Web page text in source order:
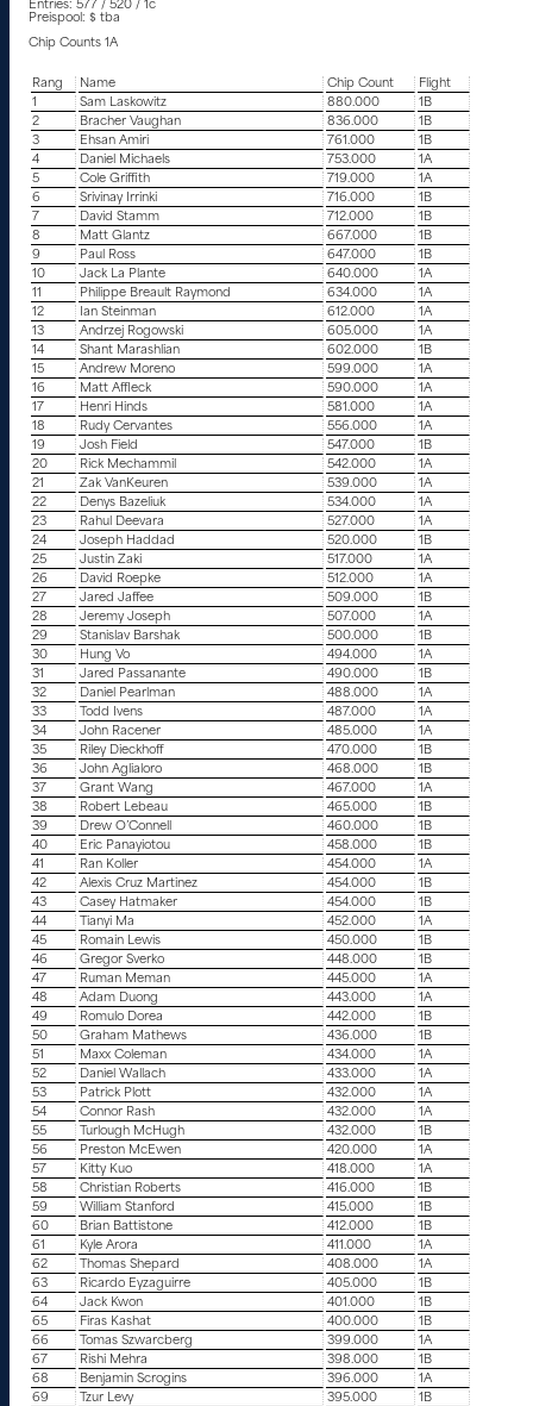
Entries: 577 / 520 / 1c
Preispool: $ tba
Chip Counts 1A
Rang Name Chip Count
Flight
1
Sam Laskowitz 880.000
1B
2
Bracher Vaughan 836.000
1B
3
Ehsan Amiri 761.000
1B
4
Daniel Michaels 753.000
1A
5
Cole Griffith 719.000
1A
6
Srivinay Irrinki 716.000
1B
7
David Stamm 712.000
1B
8
Matt Glantz 667.000
1B
9
Paul Ross 647.000
1B
10
Jack La Plante 640.000
1A
11
Philippe Breault Raymond 634.000
1A
12
Ian Steinman 612.000
1A
13
Andrzej Rogowski 605.000
1A
14
Shant Marashlian 602.000
1B
15
Andrew Moreno 599.000
1A
16
Matt Affleck 590.000
1A
17
Henri Hinds 581.000
1A
18
Rudy Cervantes 556.000
1A
19
Josh Field 547.000
1B
20
Rick Mechammil 542.000
1A
21
Zak VanKeuren 539.000
1A
22
Denys Bazeliuk 534.000
1A
23
Rahul Deevara 527.000
1A
24
Joseph Haddad 520.000
1B
25
Justin Zaki 517.000
1A
26
David Roepke 512.000
1A
27
Jared Jaffee 509.000
1B
28
Jeremy Joseph 507.000
1A
29
Stanislav Barshak 500.000
1B
30
Hung Vo 494.000
1A
31
Jared Passanante 490.000
1B
32
Daniel Pearlman 488.000
1A
33
Todd Ivens 487.000
1A
34
John Racener 485.000
1A
35
Riley Dieckhoff 470.000
1B
36
John Aglialoro 468.000
1B
37
Grant Wang 467.000
1A
38
Robert Lebeau 465.000
1B
39
Drew O’Connell 460.000
1B
40
Eric Panayiotou 458.000
1B
41
Ran Koller 454.000
1A
42
Alexis Cruz Martinez 454.000
1B
43
Casey Hatmaker 454.000
1B
44
Tianyi Ma 452.000
1A
45
Romain Lewis 450.000
1B
46
Gregor Sverko 448.000
1B
47
Ruman Meman 445.000
1A
48
Adam Duong 443.000
1A
49
Romulo Dorea 442.000
1B
50
Graham Mathews 436.000
1B
51
Maxx Coleman 434.000
1A
52
Daniel Wallach 433.000
1A
53
Patrick Plott 432.000
1A
54
Connor Rash 432.000
1A
55
Turlough McHugh 432.000
1B
56
Preston McEwen 420.000
1A
57
Kitty Kuo 418.000
1A
58
Christian Roberts 416.000
1B
59
William Stanford 415.000
1B
60
Brian Battistone 412.000
1B
61
Kyle Arora 411.000
1A
62
Thomas Shepard 408.000
1A
63
Ricardo Eyzaguirre 405.000
1B
64
Jack Kwon 401.000
1B
65
Firas Kashat 400.000
1B
66
Tomas Szwarcberg 399.000
1A
67
Rishi Mehra 398.000
1B
68
Benjamin Scrogins 396.000
1A
69
Tzur Levy 395.000
1B